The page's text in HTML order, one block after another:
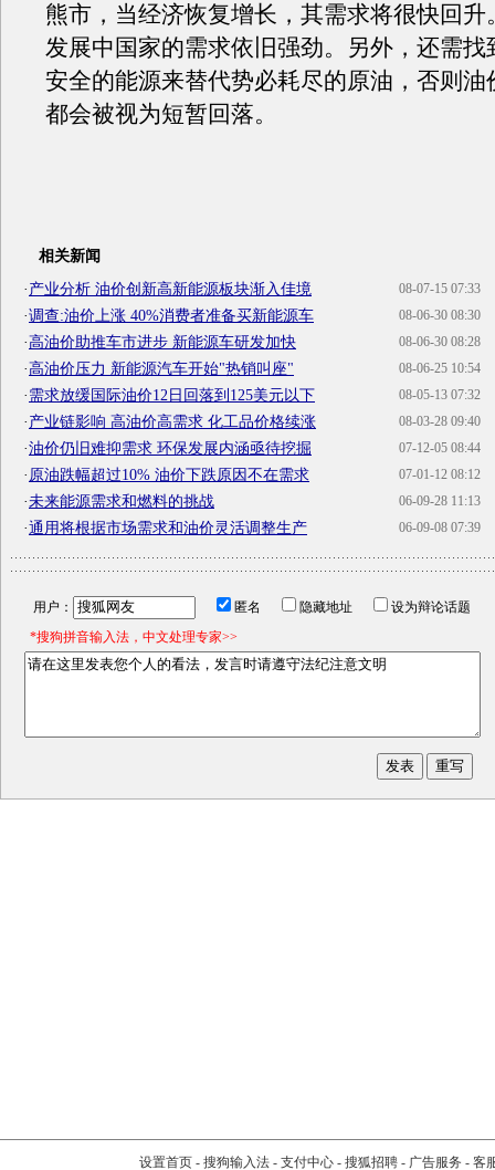
熊市，当经济恢复增长，其需求将很快回升
发展中国家的需求依旧强劲。另外，还需找
安全的能源来替代势必耗尽的原油，否则油
都会被视为短暂回落。
相关新闻
08-07-15 07:33
·产业分析 油价创新高新能源板块渐入佳境
08-06-30 08:30
·调查:油价上涨 40%消费者准备买新能源车
08-06-30 08:28
·高油价助推车市进步 新能源车研发加快
08-06-25 10:54
·高油价压力 新能源汽车开始"热销叫座"
08-05-13 07:32
·需求放缓国际油价12日回落到125美元以下
08-03-28 09:40
·产业链影响 高油价高需求 化工品价格续涨
07-12-05 08:44
·油价仍旧难抑需求 环保发展内涵亟待挖掘
07-01-12 08:12
· 原油跌幅超过10% 油价下跌原因不在需求
06-09-28 11:13
·未来能源需求和燃料的挑战
06-09-08 07:39
·通用将根据市场需求和油价灵活调整生产
用户： 匿名 隐藏地址
设为辩论话题
*搜狗拼音输入法，中文处理专家>>
设置首页- 搜狗输入法- 支付中心- 搜狐招聘- 广告服务 - 客